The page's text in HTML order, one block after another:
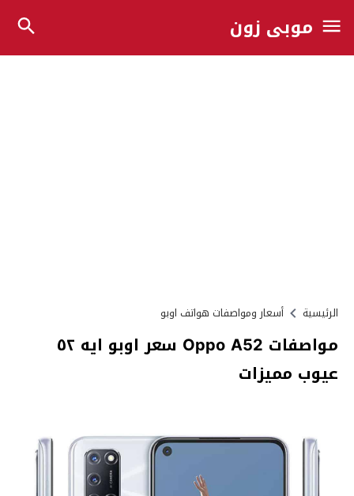
موبي زون
الرئيسية أسعار ومواصفات هواتف اوبو
مواصفات Oppo A52 سعر اوبو ايه ٥٢
عيوب مميزات